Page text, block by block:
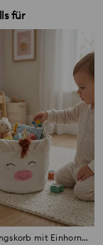
für
Aufbewahrungskorb mit Einhornmotiv